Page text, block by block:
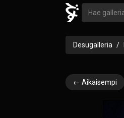
Desugalleria
← Aikaisempi